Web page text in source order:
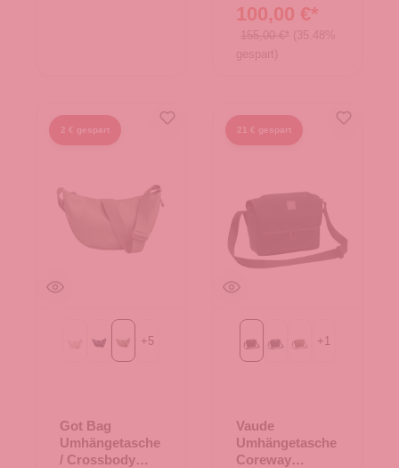
100,00 €*
155,00 €* (35.48%
gespart)
2 € gespart
Beach Foam
MONOCHROME deep ocean
monochrome bass
+5
Got Bag
Umhängetasche
/ Crossbody
21 € gespart
Blackeclipsekhaki
+ 1
Vaude
Umhängetasche
Coreway